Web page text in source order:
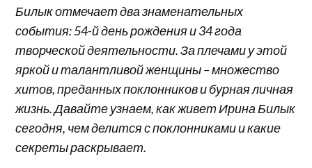
Билык отмечает два знаменательных
события: 54-й день рождения и 34 года
творческой деятельности. За плечами у этой
яркой и талантливой женщины – множество
хитов, преданных поклонников и бурная личная
жизнь. Давайте узнаем, как живет Ирина Билык
сегодня, чем делится с поклонниками и какие
секреты раскрывает.